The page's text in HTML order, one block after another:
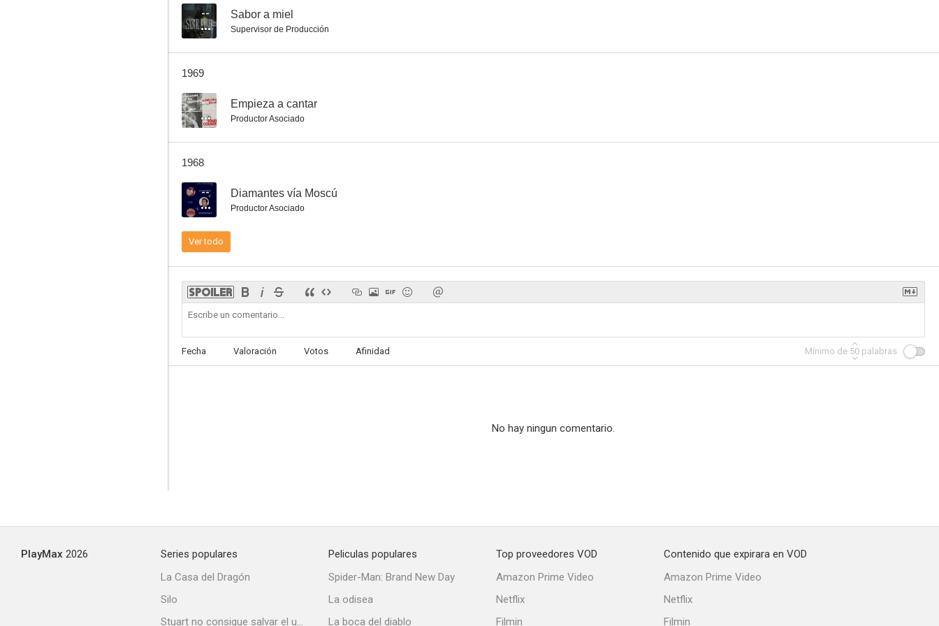
-- Sabor a miel
Supervisor de Producción
1969
-- Empieza a cantar
Productor Asociado
1968
-- Diamantes vía Moscú
Productor Asociado
Ver todo
Fecha Valoración Votos Afinidad Mínimo de 50 palabras
No hay ningun comentario.
PlayMax 2026
Series populares
La Casa del Dragón
Silo
Stuart no consigue salvar el universo
Peliculas populares
Spider-Man: Brand New Day
La odisea
La boca del diablo
Top proveedores VOD
Amazon Prime Video
Netflix
Filmin
Contenido que expirara en VOD
Amazon Prime Video
Netflix
Filmin